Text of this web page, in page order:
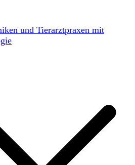
und Tierarztpraxen mit